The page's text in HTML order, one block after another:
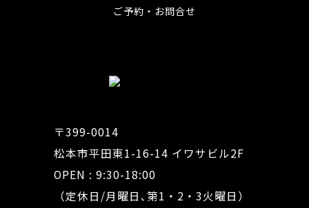
ご予約・お問合せ
〒399-0014
松本市平田東1-16-14 イワサビル2F
OPEN : 9:30-18:00
（定休日/月曜日､第1・2・3火曜日）